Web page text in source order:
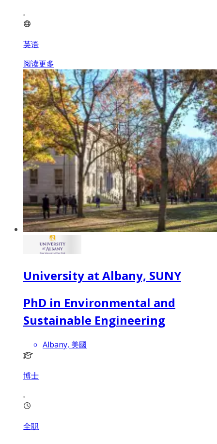
英语
阅读更多
University at Albany, SUNY
PhD in Environmental and
Sustainable Engineering
Albany, 美國
博士
全职